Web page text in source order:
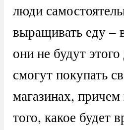
люди
выращивать еду –
они не будут этого
смогут покупать
магазинах,
того, какое будет